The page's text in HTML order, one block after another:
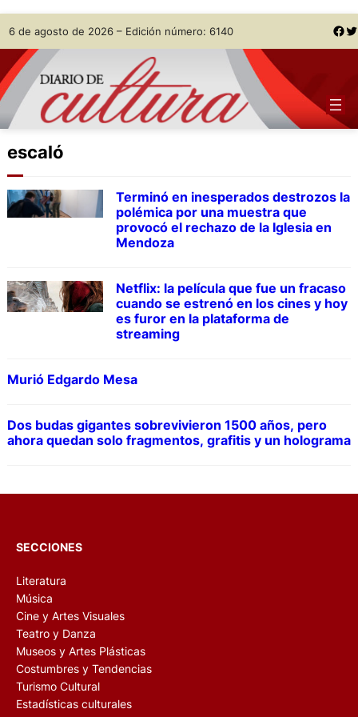
Skip
to
content
6 de agosto de 2026 – Edición número: 6140 Facebook Twitter
escaló
Terminó en inesperados destrozos la
polémica por una muestra que
provocó el rechazo de la Iglesia en
Mendoza
Netflix: la película que fue un fracaso
cuando se estrenó en los cines y hoy
es furor en la plataforma de
streaming
Murió Edgardo Mesa
Dos budas gigantes sobrevivieron 1500 años, pero
ahora quedan solo fragmentos, grafitis y un holograma
SECCIONES
Literatura
Música
Cine y Artes Visuales
Teatro y Danza
Museos y Artes Plásticas
Costumbres y Tendencias
Turismo Cultural
Estadísticas culturales